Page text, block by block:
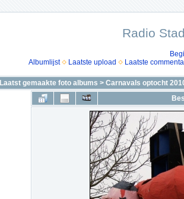
Radio
Albumlijst
Laatste upload Laatste
Laatst gemaakte foto albums > Carnavals optocht